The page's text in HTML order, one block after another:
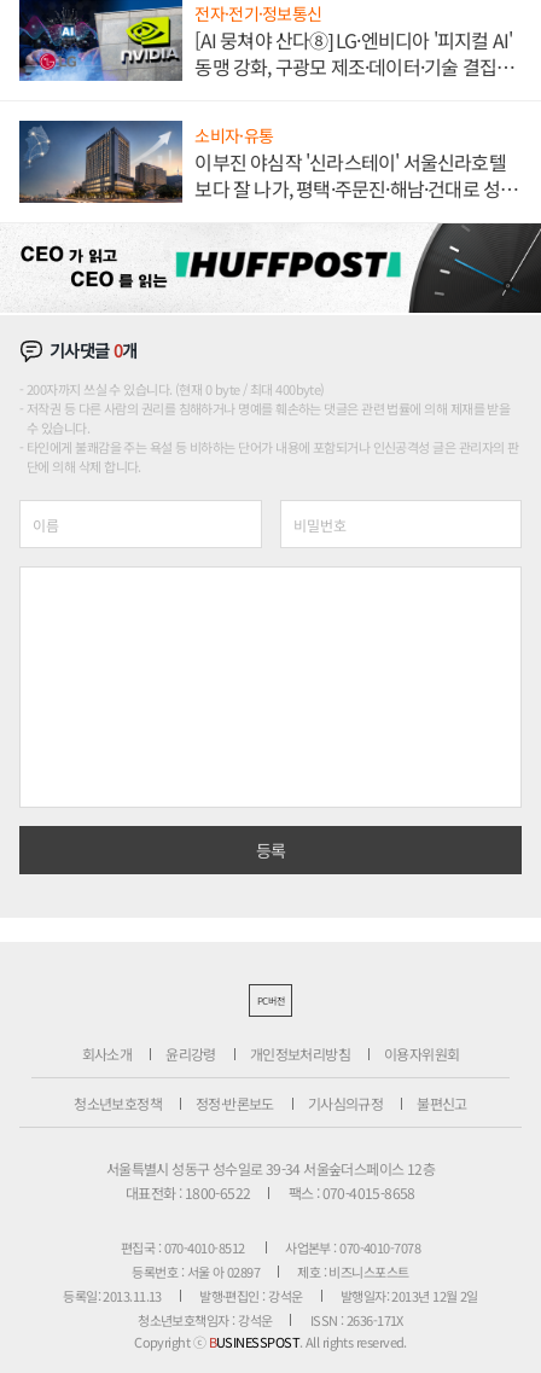
전자·전기·정보통신
[AI 뭉쳐야 산다⑧] LG·엔비디아 '피지컬 AI'
동맹 강화, 구광모 제조·데이터·기술 결집
소비자·유통
이부진 야심작 '신라스테이' 서울신라호텔
보다 잘 나가, 평택·주문진·해남·건대로 성
기사댓글0개
200자까지 쓰실 수 있습니다. (현재 0 byte / 최대 400byte)
저작권 등 다른 사람의 권리를 침해하거나 명예를 훼손하는 댓글은 관련 법률에 의해 제재를 받을
수 있습니다.
타인에게 불쾌감을 주는 욕설 등 비하하는 단어가 내용에 포함되거나 인신공격성 글은 관리자의 판
단에 의해 삭제 합니다.
PC버전
회사소개 윤리강령 개인정보처리방침 이용자위원회
청소년보호정책 정정·반론보도 기사심의규정 불편신고
서울특별시 성동구 성수일로 39-34 서울숲더스페이스 12층
대표전화 : 1800-6522
팩스 : 070-4015-8658
편집국 : 070-4010-8512
사업본부 : 070-4010-7078
등록번호 : 서울 아 02897
제호 : 비즈니스포스트
등록일: 2013.11.13
발행·편집인 : 강석운
발행일자: 2013년 12월 2일
청소년보호책임자 : 강석운
ISSN : 2636-171X
Copyright ⓒBUSINESSPOST. All rights reserved.